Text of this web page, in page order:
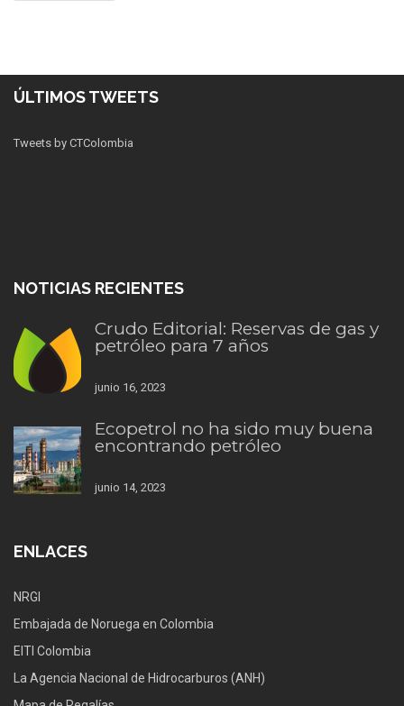
ÚLTIMOS TWEETS
Tweets by CTColombia
NOTICIAS RECIENTES
Crudo Editorial: Reservas de gas y
petróleo para 7 años
junio 16, 2023
Ecopetrol no ha sido muy buena
encontrando petróleo
junio 14, 2023
ENLACES
NRGI
Embajada de Noruega en Colombia
EITI Colombia
La Agencia Nacional de Hidrocarburos (ANH)